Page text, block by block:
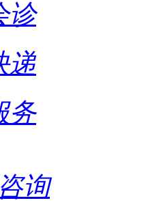
诊
递
务
询